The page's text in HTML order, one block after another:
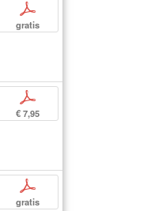
p
gratis
p
€ 7,95
p
gratis